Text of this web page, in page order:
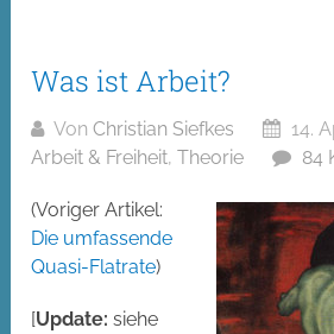
Was ist Arbeit?
VonChristian Siefkes
14.
Arbeit & Freiheit,Theorie 84
(Voriger Artikel:
Die umfassende
Quasi-Flatrate)
[Update: siehe